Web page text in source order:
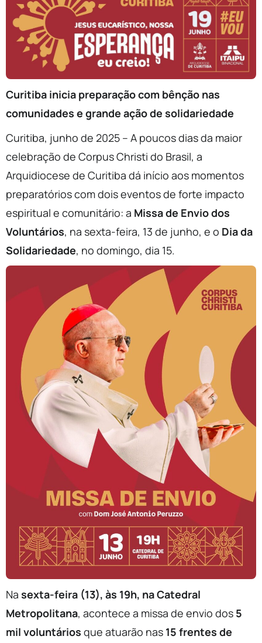
Curitiba inicia preparação com bênção nas
comunidades e grande ação de solidariedade
Curitiba, junho de 2025 – A poucos dias da maior
celebração de Corpus Christi do Brasil, a
Arquidiocese de Curitiba dá início aos momentos
preparatórios com dois eventos de forte impacto
espiritual e comunitário: a Missa de Envio dos
Voluntários, na sexta-feira, 13 de junho, e o Dia da
Solidariedade, no domingo, dia 15.
Na sexta-feira (13), às 19h, na Catedral
Metropolitana, acontece a missa de envio dos 5
mil voluntários que atuarão nas 15 frentes de